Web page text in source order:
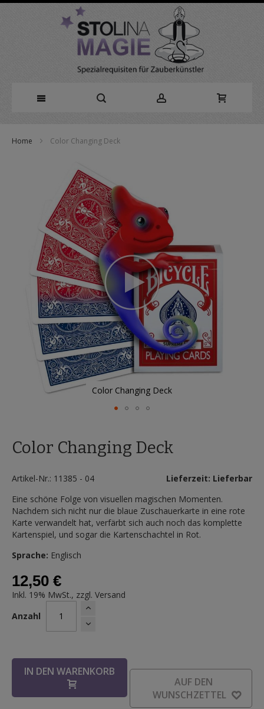
zumHome Color Changing Deck
Color Changing Deck
der
Color Changing Deck
Artikel-Nr.: 11385 - 04
Lieferzeit: Lieferbar
Eine schöne Folge von visuellen magischen Momenten.
Nachdem sich nicht nur die blaue Zuschauerkarte in eine rote
Karte verwandelt hat, verfärbt sich auch noch das komplette
Kartenspiel, und sogar die Kartenschachtel in Rot.
Sprache: Englisch
12,50 €
Inkl. 19% MwSt., zzgl. Versand
Anzahl
IN DEN WARENKORB
AUF DEN
WUNSCHZETTEL